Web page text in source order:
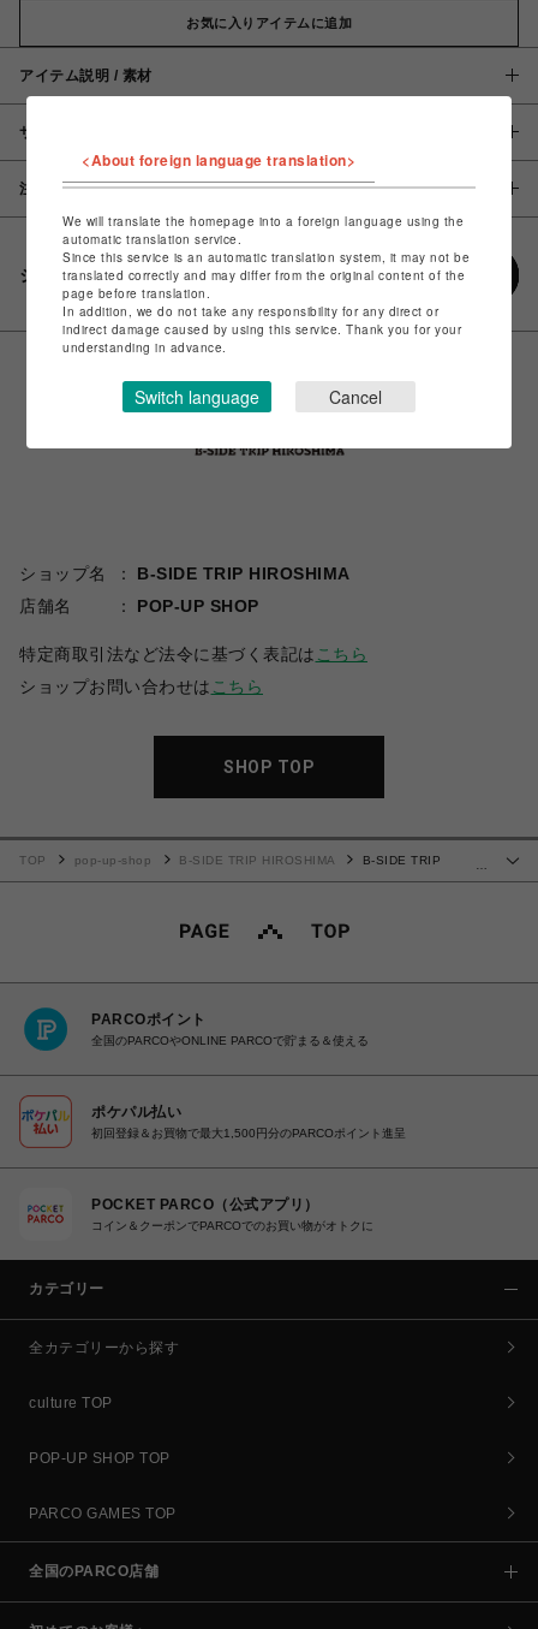
お気に入りアイテムに追加
アイテム説明 / 素材
サイズ
注意事項
シェアする
ショップ名
B-SIDE TRIP HIROSHIMA
店舗名
POP-UP SHOP
特定商取引法など法令に基づく表記は こちら
ショップお問い合わせは こちら
SHOP TOP
TOP pop-up-shop B-SIDE TRIP HIROSHIMA
B-SIDE TRIP
PARCOポイント
全国のPARCOやONLINE PARCOで貯まる＆使える
ポケパル払い
初回登録＆お買物で最大1,500円分のPARCOポイント進呈
POCKET PARCO（公式アプリ）
コイン＆クーポンでPARCOでのお買い物がオトクに
カテゴリー
全カテゴリーから探す
culture TOP
POP-UP SHOP TOP
PARCO GAMES TOP
全国のPARCO店舗
<About foreign language translation>
We will translate the homepage into a foreign language using the
automatic translation service.
Since this service is an automatic translation system, it may not be
translated correctly and may differ from the original content of the
page before translation.
In addition, we do not take any responsibility for any direct or
indirect damage caused by using this service. Thank you for your
understanding in advance.
Switch language Cancel